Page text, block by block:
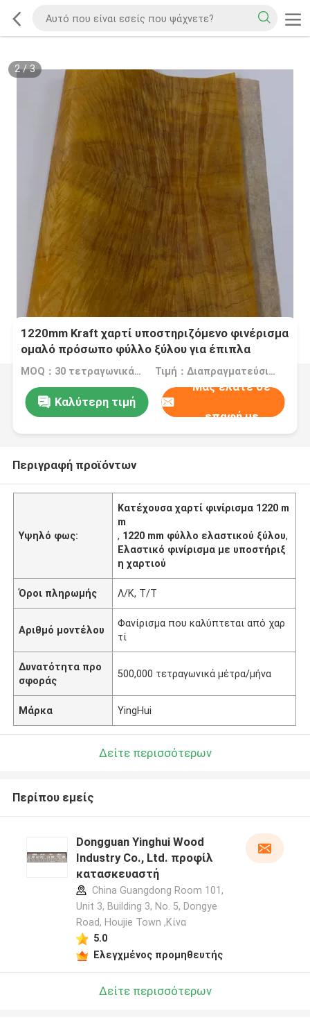
2/3
1220mm Kraft χαρτί υποστηριζόμενο φινέρισμα
ομαλό πρόσωπο φύλλο ξύλου για έπιπλα
MOQ：30 τετραγωνικά μέτρα Τιμή：Διαπραγματεύσιμα
Καλύτερη τιμή
Μας ελάτε σε
επαφή με
Περιγραφή προϊόντων
Υψηλό φως:
Κατέχουσα χαρτί φινίρισμα 1220 m
m
, 1220 mm φύλλο ελαστικού ξύλου,
Ελαστικό φινίρισμα με υποστήριξ
η χαρτιού
Όροι πληρωμής Λ/Κ, Τ/Τ
Αριθμό μοντέλου
Φανίρισμα που καλύπτεται από χαρ
τί
Δυνατότητα προ
σφοράς
500,000 τετραγωνικά μέτρα/μήνα
Μάρκα YingHui
Δείτε περισσότερων
Περίπου εμείς
Dongguan Yinghui Wood
Industry Co., Ltd. προφίλ
κατασκευαστή
China Guangdong Room 101,
Unit 3, Building 3, No. 5, Dongye
Road, Houjie Town ,Κίνα
5.0
Ελεγχμένος προμηθευτής
Δείτε περισσότερων